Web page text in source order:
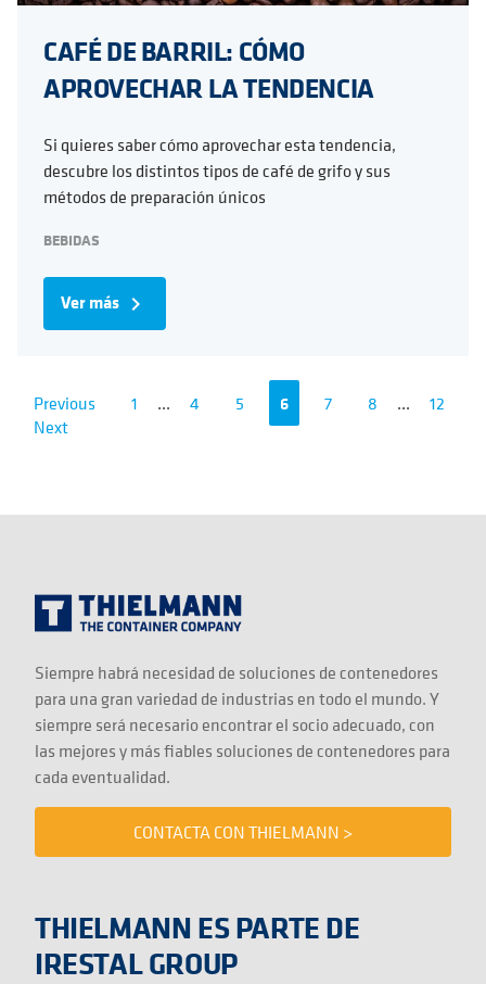
CAFÉ DE BARRIL: CÓMO
APROVECHAR LA TENDENCIA
Si quieres saber cómo aprovechar esta tendencia,
descubre los distintos tipos de café de grifo y sus
métodos de preparación únicos
BEBIDAS
Ver más navigate_next
Previous 1 ... 4 5 6 7 8 ...
12
Next
Siempre habrá necesidad de soluciones de contenedores
para una gran variedad de industrias en todo el mundo. Y
siempre será necesario encontrar el socio adecuado, con
las mejores y más fiables soluciones de contenedores para
cada eventualidad.
CONTACTA CON THIELMANN >
THIELMANN ES PARTE DE
IRESTAL GROUP